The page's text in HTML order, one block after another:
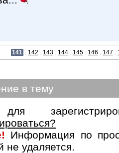
141 . 142 . 143 . 144 . 145 . 146 . 147 .
в тему
Информация по
не удаляется.